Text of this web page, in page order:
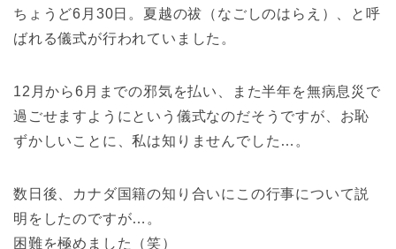
ちょうど6月30日。夏越の祓（なごしのはらえ）、と呼
ばれる儀式が行われていました。
12月から6月までの邪気を払い、また半年を無病息災で
過ごせますようにという儀式なのだそうですが、お恥
ずかしいことに、私は知りませんでした…。
数日後、カナダ国籍の知り合いにこの行事について説
明をしたのですが…。
困難を極めました（笑）